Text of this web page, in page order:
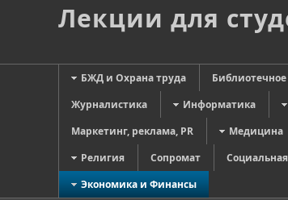
Лекции для
БЖД и Охрана труда
Журналистика
Информатика
Маркетинг, реклама, PR
Медицина
Религия
Сопромат
Экономика и Финансы